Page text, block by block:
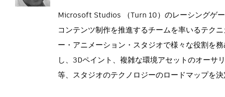
Microsoft Studios （Turn 10）のレーシングゲ
コンテンツ制作を推進するチームを率いるテク
ー・アニメーション・スタジオで様々な役割を
し、3Dペイント、複雑な環境アセットのオーサ
等、スタジオのテクノロジーのロードマップを